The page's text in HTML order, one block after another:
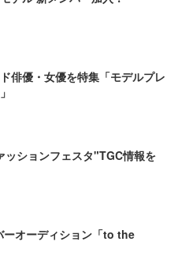
俳優・女優を特集「モデルプレ
ッションフェスタ"TGC情報を
オーディション「to the